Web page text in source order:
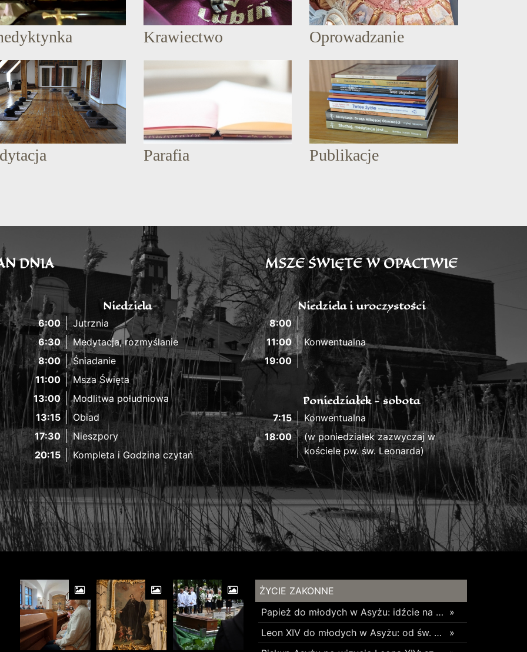
Krawiectwo Oprowadzanie
Parafia Publikacje
DNIA
Niedziela
6:00
Jutrznia
6:30
Medytacja, rozmyślanie
8:00
Śniadanie
11:00
Msza Święta
13:00
Modlitwa południowa
13:15
Obiad
17:30
Nieszpory
20:15
Kompleta i Godzina czytań
MSZE ŚWIĘTE W OPACTWIE
Niedziela i uroczystości
8:00
11:00
Konwentualna
19:00
Poniedziałek - sobota
7:15
Konwentualna
18:00
(w poniedziałek zazwyczaj w
kościele pw. św. Leonarda)
ŻYCIE ZAKONNE
»
Papież do młodych w Asyżu: idźcie na peryferie i budujcie cywilizację miłości
»
Leon XIV do młodych w Asyżu: od św. Franciszka uczcie się budowania pokoju i wspólnoty